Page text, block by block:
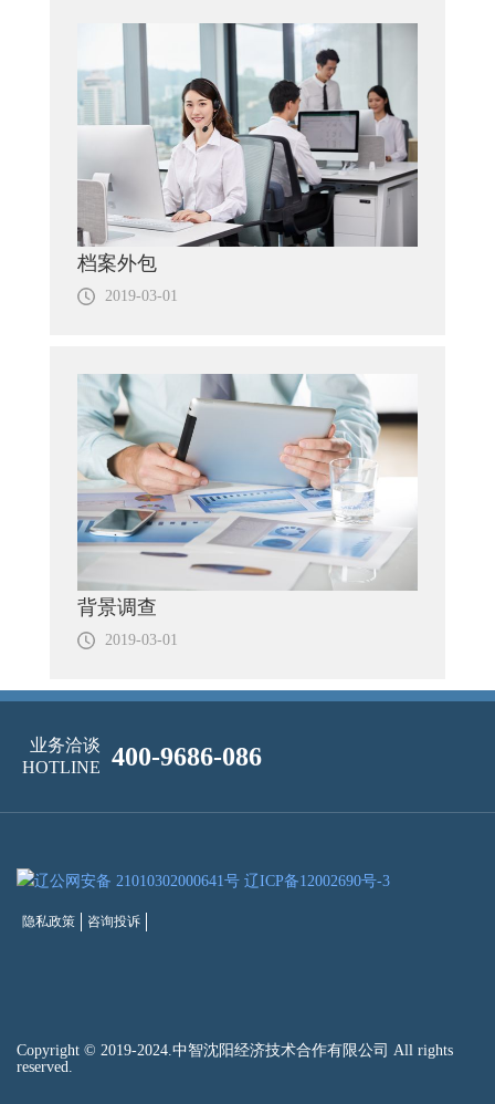
档案外包
2019-03-01
背景调查
2019-03-01
业务洽谈
HOTLINE
400-9686-086
辽公网安备 21010302000641号 辽ICP备12002690号-3
隐私政策 咨询投诉
Copyright © 2019-2024.中智沈阳经济技术合作有限公司 All rights
reserved.